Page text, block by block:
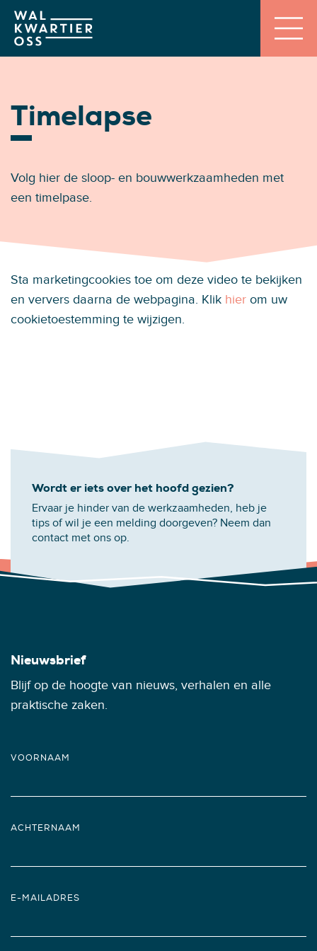
Timelapse
Volg hier de sloop- en bouwwerkzaamheden met
een timelpase.
Sta marketingcookies toe om deze video te bekijken
en ververs daarna de webpagina. Klik hier om uw
cookietoestemming te wijzigen.
Wordt er iets over het hoofd gezien?
Ervaar je hinder van de werkzaamheden, heb je
tips of wil je een melding doorgeven? Neem dan
contact met ons op.
Nieuwsbrief
Blijf op de hoogte van nieuws, verhalen en alle
praktische zaken.
VOORNAAM
ACHTERNAAM
E-MAILADRES